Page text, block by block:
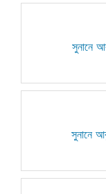
সুনানে
সুনানে